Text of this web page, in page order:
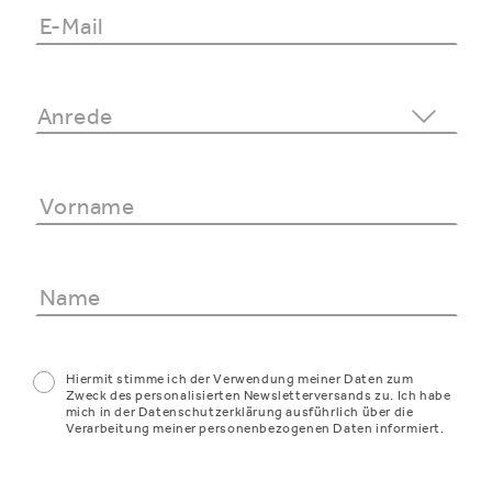
Hiermit stimme ich der Verwendung meiner Daten zum
Zweck des personalisierten Newsletterversands zu. Ich habe
mich in der Datenschutzerklärung ausführlich über die
Verarbeitung meiner personenbezogenen Daten informiert.